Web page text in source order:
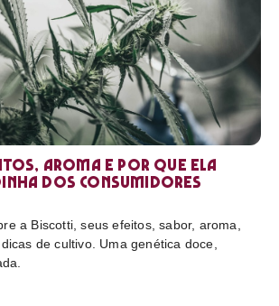
aroma e por que ela
dos consumidores
a Biscotti, seus efeitos, sabor, aroma,
de cultivo. Uma genética doce,